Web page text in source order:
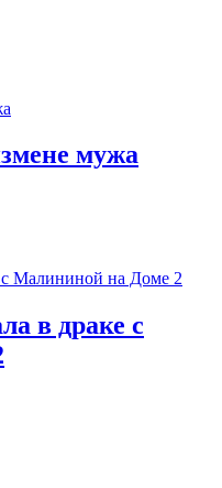
мужа
в драке с